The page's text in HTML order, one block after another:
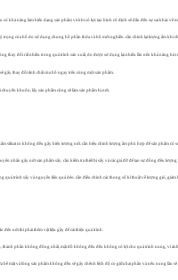
khả năng làm biến dạng sản phẩm và khi có lực tạo hình cố định sẽ dẫn đến sự sai
trọng của hồ do sử dụng chung hồ phần thừa và hồ mới nghiền. cần chỉnh lại lượng ẩm
đổi rất nhiều trong quá trình sản xuất, do được sử dụng lại nhiều lần nên khả năng
gây thay đổi tính chất của hồ ngay trên cùng một sản phẩm.
khuôn, lấy sản phẩm cũng sẽ làm sản phẩm bị nứt.
co không đều gây hiện tượng nứt. cần hiệu chỉnh lượng ầm phù hợp để sản phẩm có
nhân gây nứt sản phẩm sấy. cần kiểm tra thiết bị sấy và các giá đỡ để tạo sự đồng đều lượng
trình sấy và nguyên liệu quá dẻo. cần điều chỉnh các thong số kĩ thuật về lượng gió, giảm
nứt thì phải thêm vật liệu gầy để cải thiện quá trình.
phần không đồng nhất, mật đồ không đều đều không có lợi cho quá trình nung, vì
mặt và lòng sản phẩm không đều sẽ gây chênh lệch độ co giữa hai phần và nếu nung